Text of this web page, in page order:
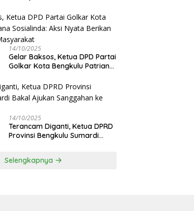
Rumah Kami Sendiri”
14/10/2025
‎Gelar Baksos, Ketua DPD Partai
Golkar Kota Bengkulu Patriana
Manfaat bagi Masyarakat
14/10/2025
Terancam Diganti, Ketua DPRD
Provinsi Bengkulu Sumardi
Selengkapnya